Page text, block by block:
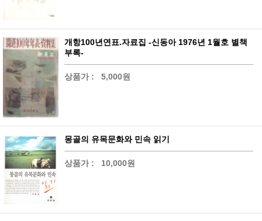
개항100년연표.자료집 -신동아 1976년 1월호 별책
부록-
상품가 : 5,000원
몽골의 유목문화와 민속 읽기
상품가 : 10,000원